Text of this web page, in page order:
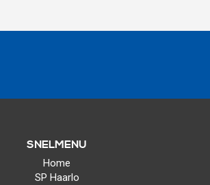
SNELMENU
Home
SP Haarlo